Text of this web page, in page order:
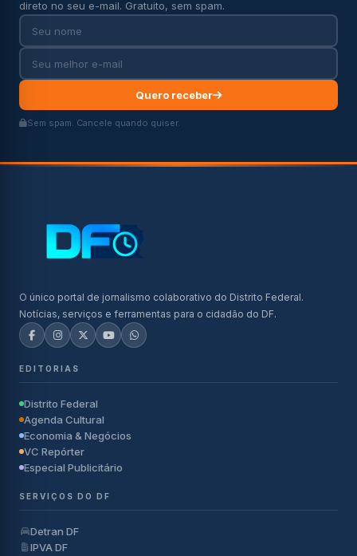
direto no seu e-mail. Gratuito, sem spam.
Quero receber
Sem spam. Cancele quando quiser.
O único portal de jornalismo colaborativo do Distrito Federal.
Notícias, serviços e ferramentas para o cidadão do DF.
EDITORIAS
Distrito Federal
Agenda Cultural
Economia & Negócios
VC Repórter
Especial Publicitário
SERVIÇOS DO DF
Detran DF
IPVA DF